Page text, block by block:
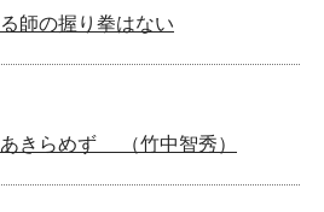
師の握り拳はない
きらめず （竹中智秀）